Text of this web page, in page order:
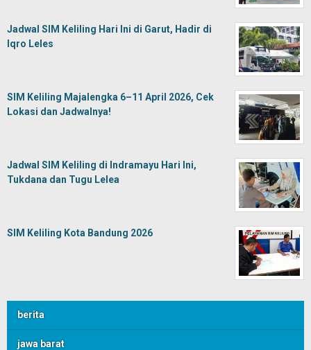
Jadwal SIM Keliling Hari Ini di Garut, Hadir di
Iqro Leles
SIM Keliling Majalengka 6–11 April 2026, Cek
Lokasi dan Jadwalnya!
Jadwal SIM Keliling di Indramayu Hari Ini,
Tukdana dan Tugu Lelea
SIM Keliling Kota Bandung 2026
berita
jawa barat